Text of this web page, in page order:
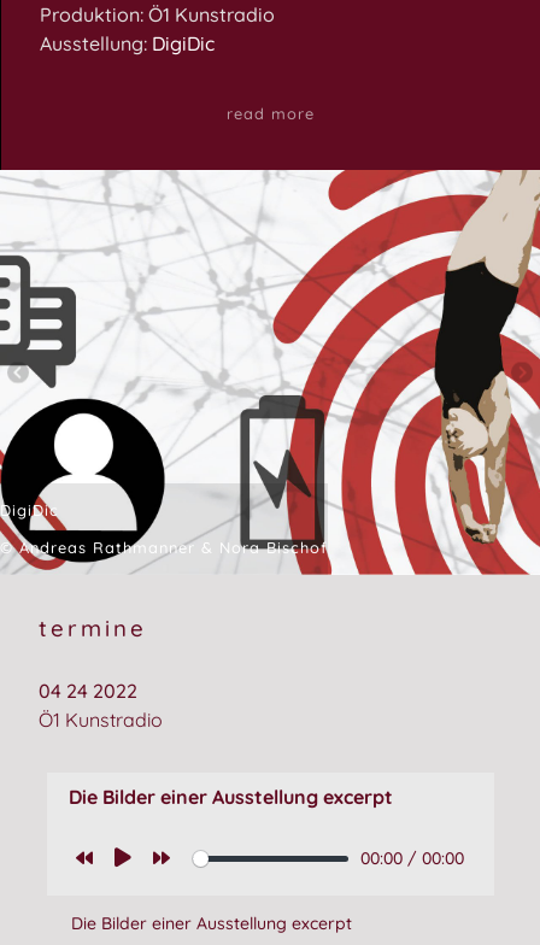
Produktion: Ö1 Kunstradio
Ausstellung: DigiDic
read more
DigiDic
© Andreas Rathmanner & Nora Bischof
termine
04 24 2022
Ö1 Kunstradio
Die Bilder einer Ausstellung excerpt
00:00/ 00:00
Die Bilder einer Ausstellung excerpt